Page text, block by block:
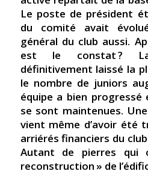
Le poste de président
du comité avait
général du club aussi.
est le constat ?
définitivement laissé la
le nombre de juniors
équipe a bien progressé
se sont maintenues.
vient même d’avoir été
arriérés financiers du
Autant de pierres qui
reconstruction » de